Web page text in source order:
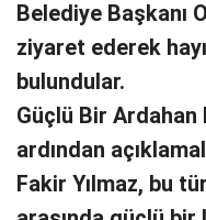
Belediye Başkanı
ziyaret ederek
bulundular.
Güçlü Bir
ardından
Fakir Yılmaz, bu